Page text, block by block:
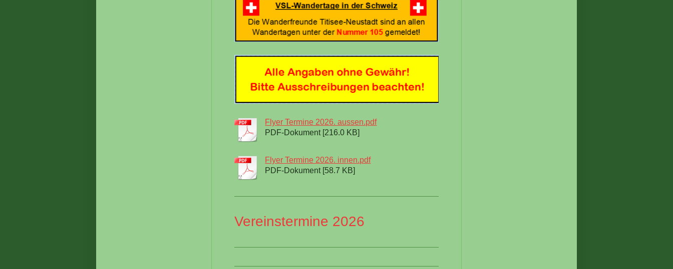
Flyer Termine 2026. aussen.pdf
PDF-Dokument [216.0 KB]
Flyer Termine 2026. innen.pdf
PDF-Dokument [58.7 KB]
Vereinstermine 2026